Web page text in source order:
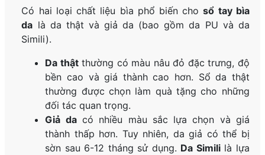
Có hai loại chất liệu bìa phổ biến chosổ tay bìa
da là da thật và giả da (bao gồm da PU và da
Simili).
Da thậtthường có màu nâu đỏ đặc trưng, độ
bền cao và giá thành cao hơn. Sổ da thật
thường được chọn làm quà tặng cho những
đối tác quan trọng.
Giả dacó nhiều màu sắc lựa chọn và giá
thành thấp hơn. Tuy nhiên, da giả có thể bị
sờn sau 6-12 tháng sử dụng. Da Simililà lựa